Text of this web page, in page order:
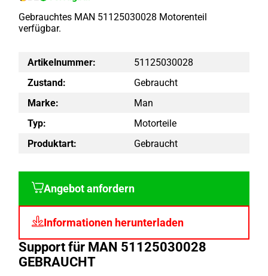
Gebrauchtes MAN 51125030028 Motorenteil
verfügbar.
Artikelnummer:
51125030028
Zustand:
Gebraucht
Marke:
Man
Typ:
Motorteile
Produktart:
Gebraucht
Angebot anfordern
Informationen herunterladen
Support für MAN 51125030028
GEBRAUCHT